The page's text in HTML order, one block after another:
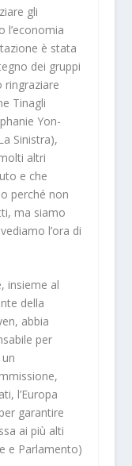
gli
l’economia
è stata
dei gruppi
ringraziare
Tinagli
Yon-
Sinistra),
altri
e che
perché non
ma siamo
l’ora di
insieme al
della
abbia
per
l’Europa
garantire
ai più alti
e Parlamento)